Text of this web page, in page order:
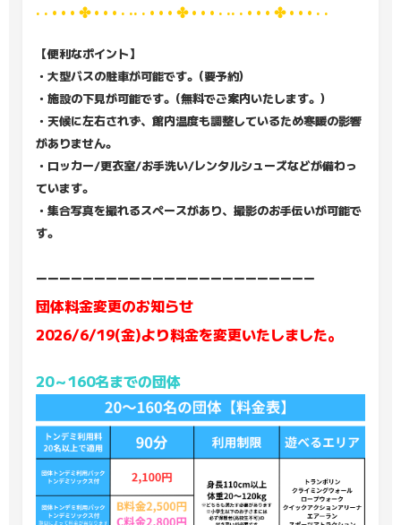
· · • • • ✤ • • • · ·· · • • • ✤ • • • · ·· · • • • ✤ • • • · ·
【便利なポイント】
・大型バスの駐車が可能です。(要予約)
・施設の下見が可能です。(無料でご案内いたします。)
・天候に左右されず、館内温度も調整しているため寒暖の影響
がありません。
・ロッカー/更衣室/お手洗い/レンタルシューズなどが備わっ
ています。
・集合写真を撮れるスペースがあり、撮影のお手伝いが可能で
す。
ーーーーーーーーーーーーーーーーーーーーーーーー
団体料金変更のお知らせ
2026/6/19(金)より料金を変更いたしました。
20～160名までの団体